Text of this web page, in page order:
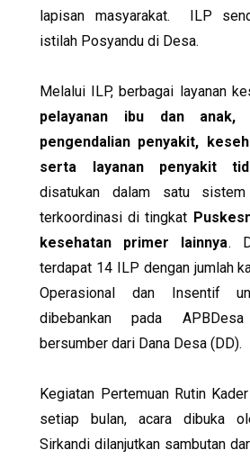
lapisan masyarakat. ILP
istilah Posyandu di Desa.
Melalui ILP, berbagai layanan
pelayanan ibu dan anak,
pengendalian penyakit,
serta layanan penyakit
disatukan dalam satu sistem
terkoordinasi di tingkat
kesehatan primer lainnya.
terdapat 14 ILP dengan jumlah
Operasional dan Insentif
dibebankan pada
bersumber dari Dana Desa (DD).
Kegiatan Pertemuan Rutin
setiap bulan, acara dibuka
Sirkandi dilanjutkan sambutan